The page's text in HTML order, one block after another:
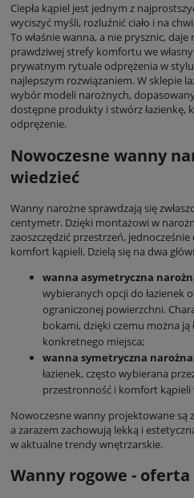
Ciepła kąpiel jest jednym z
wyciszyć myśli, rozluźnić ciało i na
To właśnie wanna, a nie prysznic,
prawdziwej strefy komfortu we
prywatnym rytuale odprężenia w
najlepszym rozwiązaniem. W sklepie
wybór modeli narożnych,
dostępne produkty i stwórz łazienkę,
odprężenie.
Nowoczesne wanny
wiedzieć
Wanny narożne sprawdzają się
centymetr. Dzięki montażowi w
zaoszczędzić przestrzeń,
komfort kąpieli. Dzielą się na dwa
wanna asymetryczna
wybieranych opcji do łazienek
ograniczonej powierzchni.
bokami, dzięki czemu można ją
konkretnego miejsca;
wanna symetryczna narożna
łazienek, często wybierana
przestronność i komfort kąpieli
Nowoczesne wanny projektowane są
a zarazem zachowują lekką i
w aktualne trendy wnętrzarskie.
Wanny rogowe -